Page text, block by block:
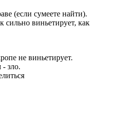
(если сумеете найти).
сильно виньетирует, как
не виньетирует.
зло.